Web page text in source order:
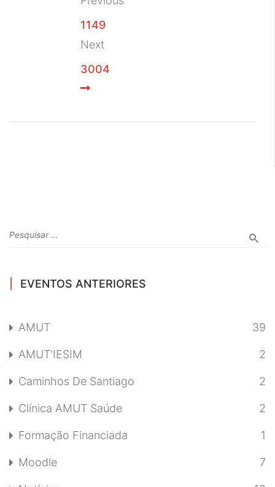
1149
Next
3004
EVENTOS ANTERIORES
AMUT 39
AMUT'IESIM 2
Caminhos De Santiago 2
Clínica AMUT Saúde 2
Formação Financiada 1
Moodle 7